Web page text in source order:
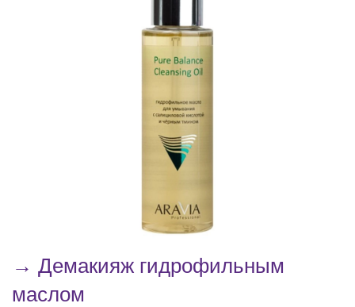
→ Демакияж гидрофильным
маслом